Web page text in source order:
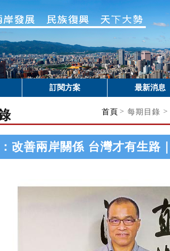
訂閱方案 最新消息
首頁 > 每期目錄 >
改善兩岸關係 台灣才有生路